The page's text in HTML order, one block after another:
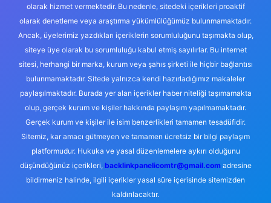
olarak hizmet vermektedir. Bu nedenle, sitedeki içerikleri proaktif
olarak denetleme veya araştırma yükümlülüğümüz bulunmamaktadır.
Ancak, üyelerimiz yazdıkları içeriklerin sorumluluğunu taşımakta olup,
siteye üye olarak bu sorumluluğu kabul etmiş sayılırlar. Bu internet
sitesi, herhangi bir marka, kurum veya şahıs şirketi ile hiçbir bağlantısı
bulunmamaktadır. Sitede yalnızca kendi hazırladığımız makaleler
paylaşılmaktadır. Burada yer alan içerikler haber niteliği taşımamakta
olup, gerçek kurum ve kişiler hakkında paylaşım yapılmamaktadır.
Gerçek kurum ve kişiler ile isim benzerlikleri tamamen tesadüfidir.
Sitemiz, kar amacı gütmeyen ve tamamen ücretsiz bir bilgi paylaşım
platformudur. Hukuka ve yasal düzenlemelere aykırı olduğunu
düşündüğünüz içerikleri, backlinkpanelicomtr@gmail.comadresine
bildirmeniz halinde, ilgili içerikler yasal süre içerisinde sitemizden
kaldırılacaktır.